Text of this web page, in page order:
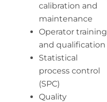
calibration and
maintenance
Operator training
and qualification
Statistical
process control
(SPC)
Quality